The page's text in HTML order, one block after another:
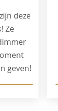
deze
Ze
geven!